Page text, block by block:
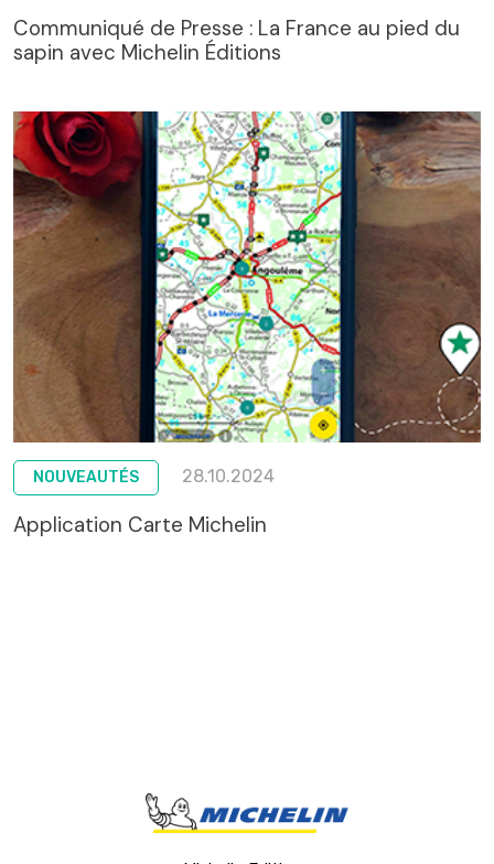
Communiqué de Presse : La France au pied du
sapin avec Michelin Éditions
NOUVEAUTÉS 28.10.2024
Application Carte Michelin